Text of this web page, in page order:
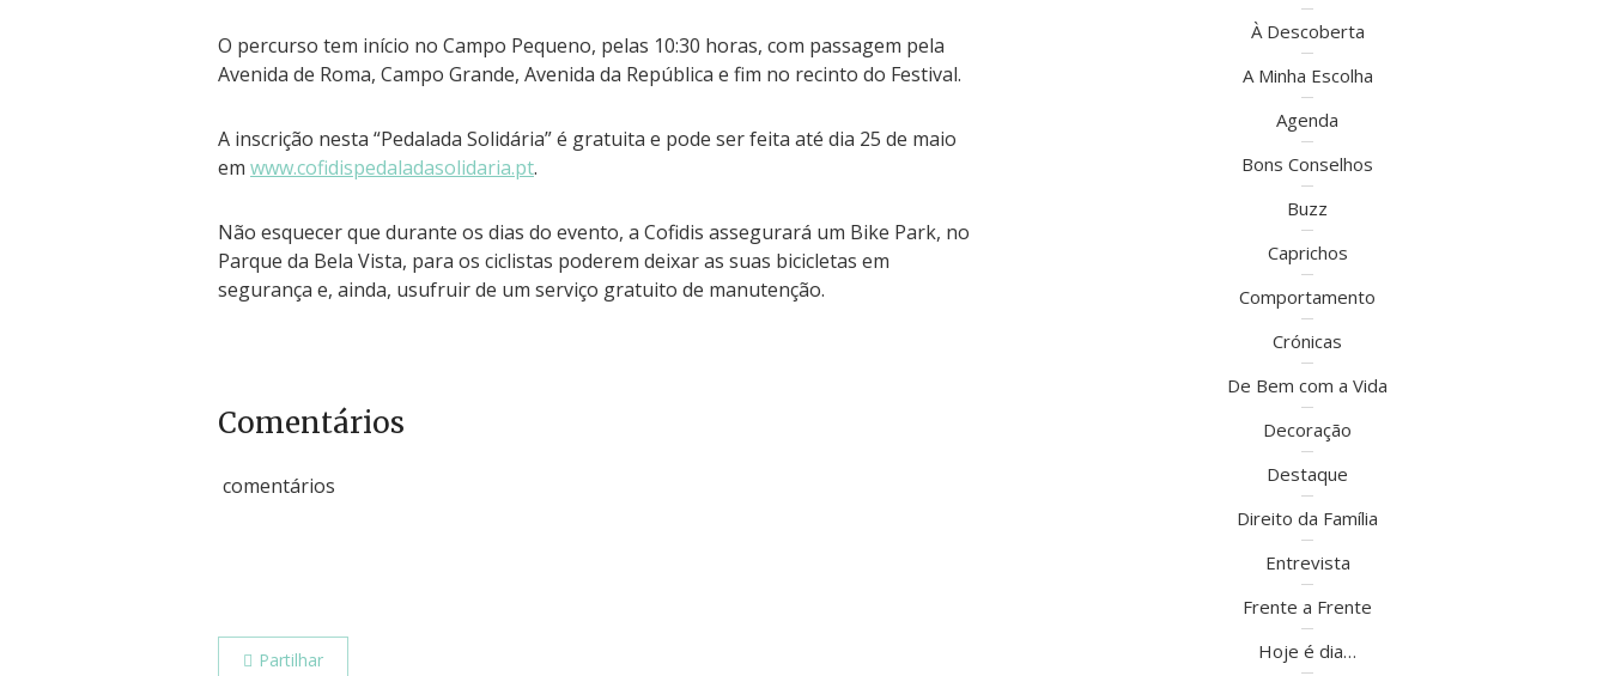
O percurso tem início no Campo Pequeno, pelas 10:30 horas, com passagem pela
Avenida de Roma, Campo Grande, Avenida da República e fim no recinto do Festival.
A inscrição nesta “Pedalada Solidária” é gratuita e pode ser feita até dia 25 de maio
em www.cofidispedaladasolidaria.pt.
Não esquecer que durante os dias do evento, a Cofidis assegurará um Bike Park, no
Parque da Bela Vista, para os ciclistas poderem deixar as suas bicicletas em
segurança e, ainda, usufruir de um serviço gratuito de manutenção.
Comentários
comentários
Partilhar
À Descoberta
A Minha Escolha
Agenda
Bons Conselhos
Buzz
Caprichos
Comportamento
Crónicas
De Bem com a Vida
Decoração
Destaque
Direito da Família
Entrevista
Frente a Frente
Hoje é dia…